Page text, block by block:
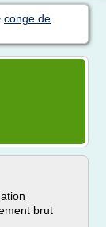
conge de
brut